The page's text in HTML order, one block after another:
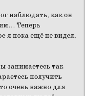
наблюдать, как он
Теперь
я пока ещё не видел,
занимаетесь так
получить
очень важно для